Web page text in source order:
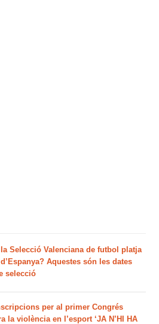
Selecció Valenciana de futbol platja
Aquestes són les dates
selecció
per al primer Congrés
la violència en l’esport ‘JA N’HI HA